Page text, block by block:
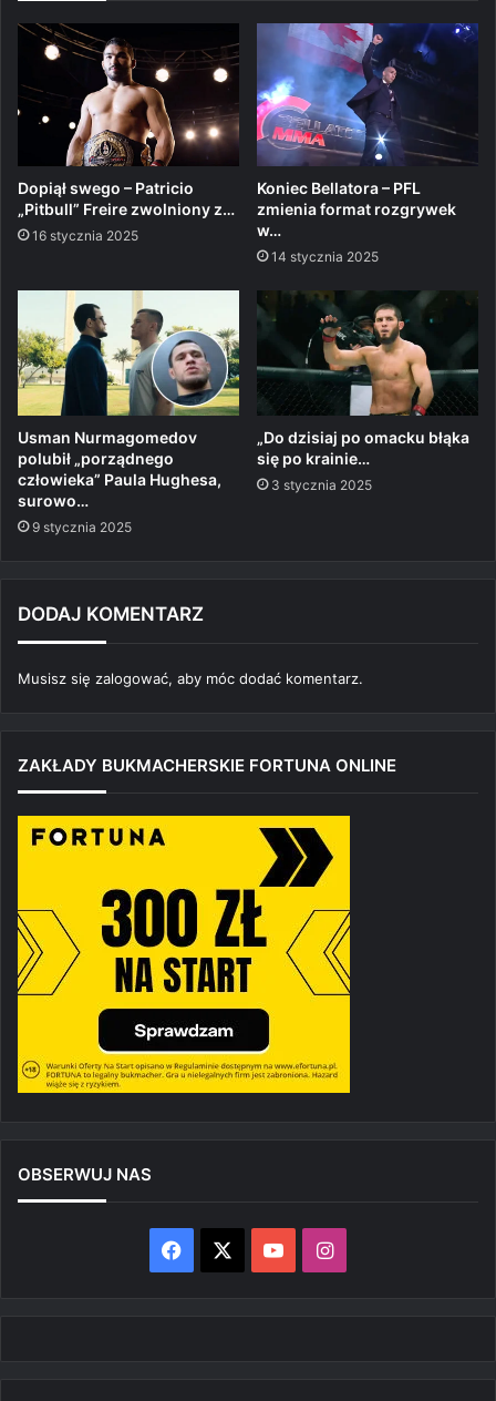
Dopiął swego – Patricio
„Pitbull” Freire zwolniony z…
16 stycznia 2025
Koniec Bellatora – PFL
zmienia format rozgrywek
w…
14 stycznia 2025
Usman Nurmagomedov
polubił „porządnego
człowieka” Paula Hughesa,
surowo…
9 stycznia 2025
„Do dzisiaj po omacku błąka
się po krainie…
3 stycznia 2025
DODAJ KOMENTARZ
Musisz się zalogować, aby móc dodać komentarz.
ZAKŁADY BUKMACHERSKIE FORTUNA ONLINE
OBSERWUJ NAS
Facebook YouTubeInstagram